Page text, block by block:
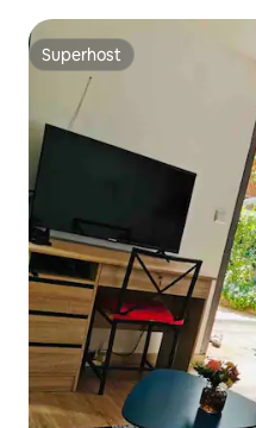
Superhost
Superhost